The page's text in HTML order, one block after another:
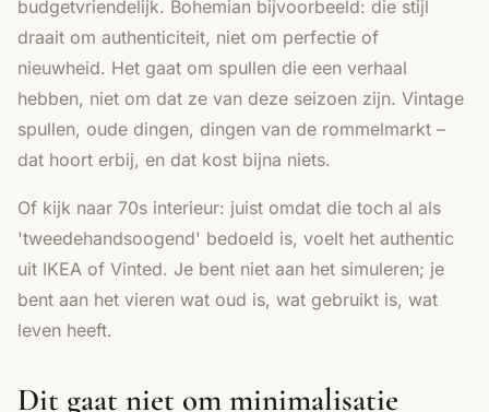
budgetvriendelijk. Bohemian bijvoorbeeld: die stijl
draait om authenticiteit, niet om perfectie of
nieuwheid. Het gaat om spullen die een verhaal
hebben, niet om dat ze van deze seizoen zijn. Vintage
spullen, oude dingen, dingen van de rommelmarkt –
dat hoort erbij, en dat kost bijna niets.
Of kijk naar 70s interieur: juist omdat die toch al als
'tweedehandsoogend' bedoeld is, voelt het authentic
uit IKEA of Vinted. Je bent niet aan het simuleren; je
bent aan het vieren wat oud is, wat gebruikt is, wat
leven heeft.
Dit gaat niet om minimalisatie